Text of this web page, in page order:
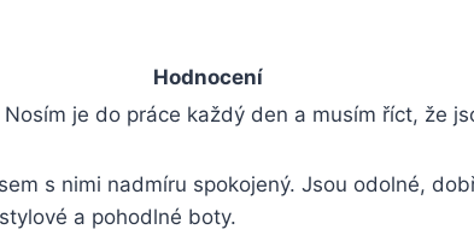
Hodnocení
je do práce každý den a musím říct, že
s nimi nadmíru spokojený.⁢ Jsou odolné,
a pohodlné ‍boty.